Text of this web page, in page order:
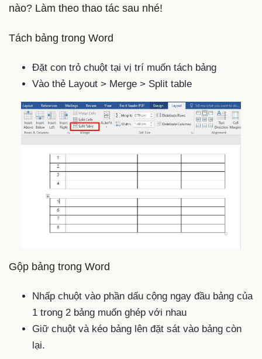
nào? Làm theo thao tác sau nhé!
Tách bảng trong Word
Đặt con trỏ chuột tại vị trí muốn tách bảng
Vào thẻ Layout > Merge > Split table
Gộp bảng trong Word
Nhấp chuột vào phần dấu cộng ngay đầu bảng của
1 trong 2 bảng muốn ghép với nhau
Giữ chuột và kéo bảng lên đặt sát vào bảng còn
lại.